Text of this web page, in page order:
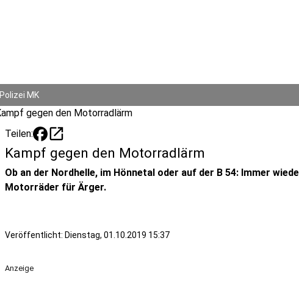
Polizei MK
Teilen: open_in_new
Kampf gegen den Motorradlärm
Ob an der Nordhelle, im Hönnetal oder auf der B 54: Immer
Motorräder für Ärger.
Veröffentlicht: Dienstag, 01.10.2019 15:37
Anzeige